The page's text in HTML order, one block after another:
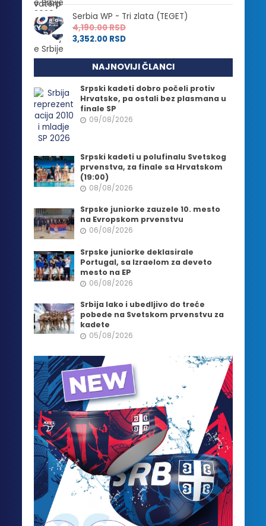
Serbia WP - Tri zlata (TEGET)
4,190.00RSD
3,352.00 RSD
NAJNOVIJI ČLANCI
Srpski kadeti dobro počeli protiv
Hrvatske, pa ostali bez plasmana u
finale SP
09/08/2026
Srpski kadeti u polufinalu Svetskog
prvenstva, za finale sa Hrvatskom
(19:00)
08/08/2026
Srpske juniorke zauzele 10. mesto
na Evropskom prvenstvu
06/08/2026
Srpske juniorke deklasirale
Portugal, sa Izraelom za deveto
mesto na EP
06/08/2026
Srbija lako i ubedljivo do treće
pobede na Svetskom prvenstvu za
kadete
05/08/2026